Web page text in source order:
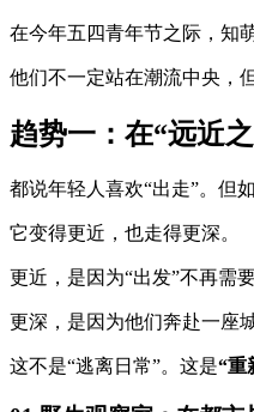
在今年五四青年节之际，知
他们不一定站在潮流中央，
趋势一：在“远近
都说年轻人喜欢“出走”。但如
它变得更近，也走得更深。
更近，是因为“出发”不再需
更深，是因为他们奔赴一座
这不是“逃离日常”。这是“重